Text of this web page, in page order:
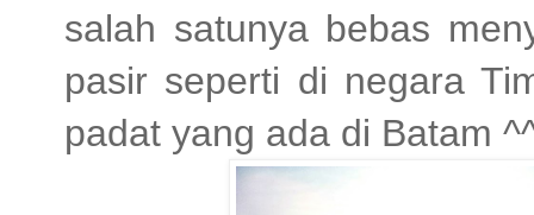
salah satunya bebas
pasir seperti di negara
padat yang ada di Batam